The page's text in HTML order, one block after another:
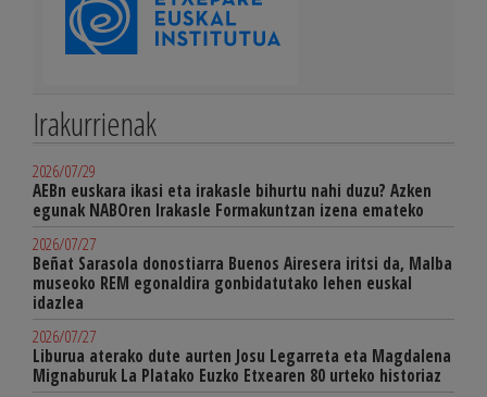
Irakurrienak
2026/07/29
AEBn euskara ikasi eta irakasle bihurtu nahi duzu? Azken
egunak NABOren Irakasle Formakuntzan izena emateko
2026/07/27
Beñat Sarasola donostiarra Buenos Airesera iritsi da, Malba
museoko REM egonaldira gonbidatutako lehen euskal
idazlea
2026/07/27
Liburua aterako dute aurten Josu Legarreta eta Magdalena
Mignaburuk La Platako Euzko Etxearen 80 urteko historiaz